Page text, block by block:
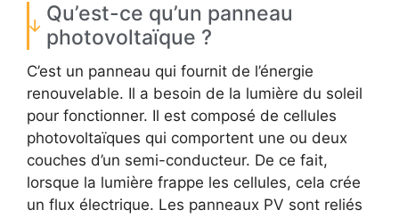
Qu’est-ce qu’un panneau
photovoltaïque ?
C’est un panneau qui fournit de l’énergie
renouvelable. Il a besoin de la lumière du soleil
pour fonctionner. Il est composé de cellules
photovoltaïques qui comportent une ou deux
couches d’un semi-conducteur. De ce fait,
lorsque la lumière frappe les cellules, cela crée
un flux électrique. Les panneaux PV sont reliés